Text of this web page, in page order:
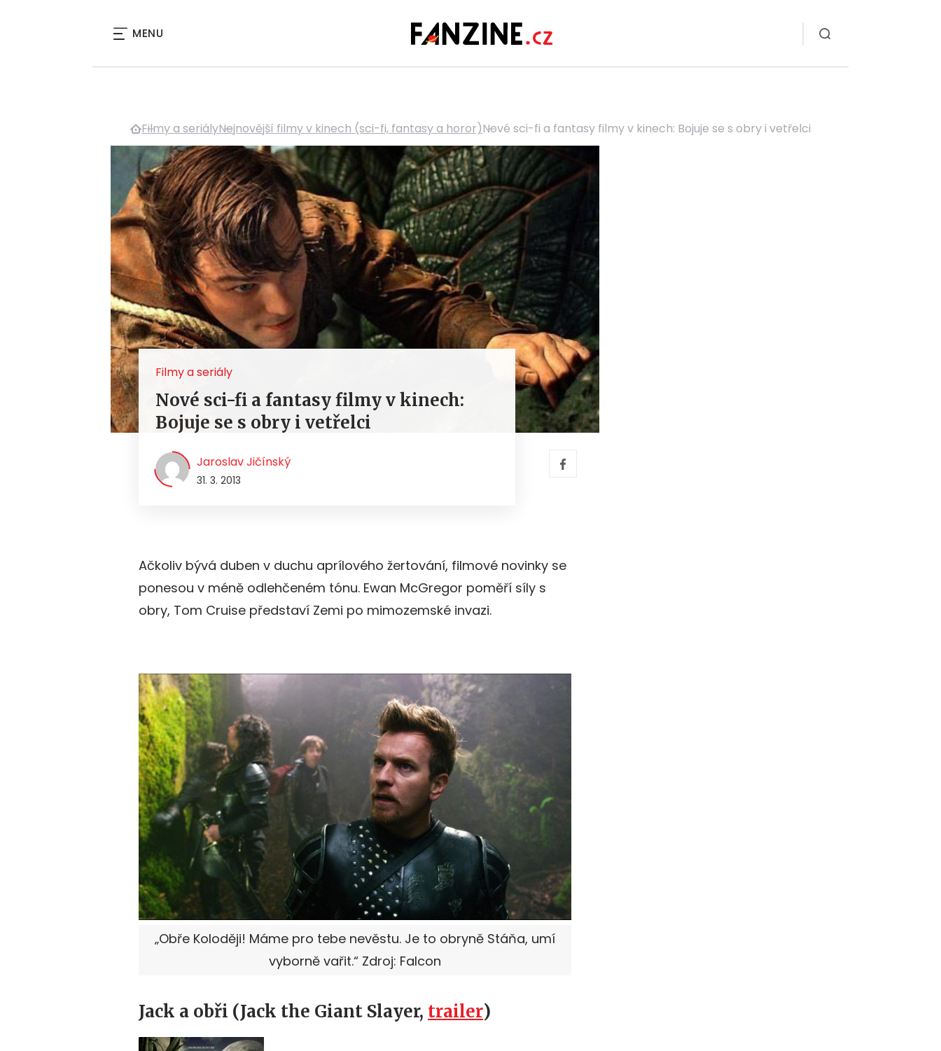
MENU
Filmy a seriályNejnovější filmy v kinech (sci-fi, fantasy a horor)Nové sci-fi a fantasy filmy v kinech: Bojuje se s obry i vetřelci
Filmy a seriály
Nové sci-fi a fantasy filmy v kinech:
Bojuje se s obry i vetřelci
Jaroslav Jičínský
31. 3. 2013
Ačkoliv bývá duben v duchu aprílového žertování, filmové novinky se
ponesou v méně odlehčeném tónu. Ewan McGregor poměří síly s
obry, Tom Cruise představí Zemi po mimozemské invazi.
„Obře Koloději! Máme pro tebe nevěstu. Je to obryně Stáňa, umí
vyborně vařit.“ Zdroj: Falcon
Jack a obři (Jack the Giant Slayer, trailer)